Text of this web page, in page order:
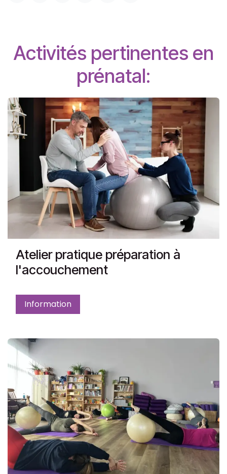
Activités pertinentes en
prénatal:
Atelier pratique préparation à
l'accouchement
Information